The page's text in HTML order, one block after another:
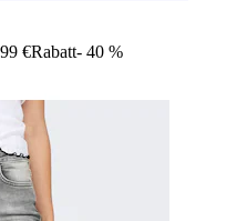
€Rabatt- 40 %